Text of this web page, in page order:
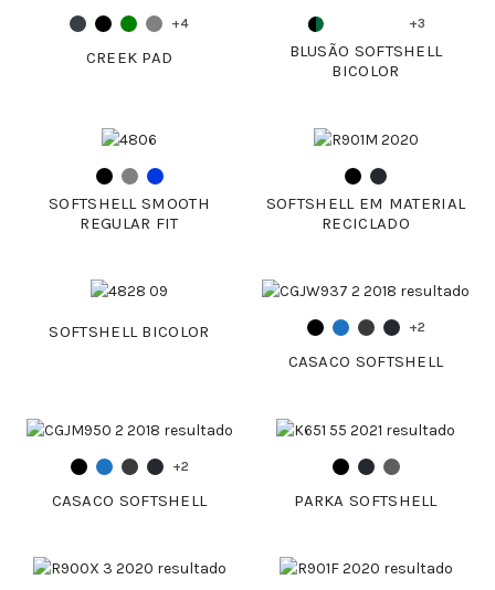
+4
CREEK PAD
+3
BLUSÃO SOFTSHELL
BICOLOR
SOFTSHELL SMOOTH
REGULAR FIT
SOFTSHELL EM MATERIAL
RECICLADO
SOFTSHELL BICOLOR +2
CASACO SOFTSHELL
+2
CASACO SOFTSHELL PARKA SOFTSHELL